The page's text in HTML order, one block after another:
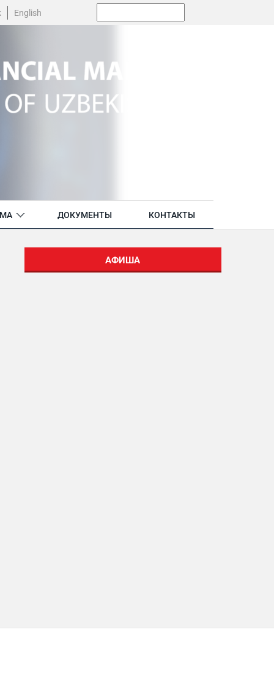
English
ДОКУМЕНТЫ КОНТАКТЫ
АФИША